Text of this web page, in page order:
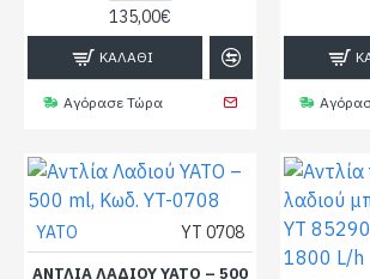
135,00€
ΚΑΛΆΘΙ
Αγόρασε Τώρα
YATO YT 0708
ΑΝΤΛΊΑ ΛΑΔΙΟΎ YATO – 500